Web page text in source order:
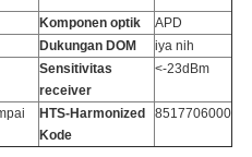
Komponen optik
APD
Dukungan DOM
iya nih
Sensitivitas
receiver
<-23dBm
HTS-Harmonized
Kode
8517706000